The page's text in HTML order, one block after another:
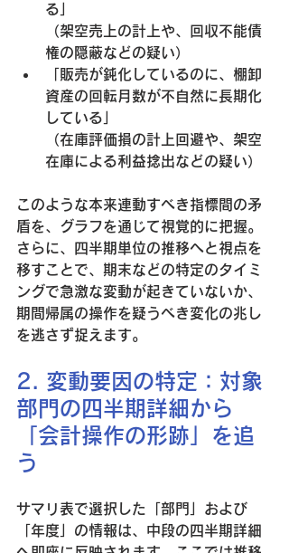
る」
（架空売上の計上や、回収不能債
権の隠蔽などの疑い）
「販売が鈍化しているのに、棚卸
資産の回転月数が不自然に長期化
している」
（在庫評価損の計上回避や、架空
在庫による利益捻出などの疑い）
このような本来連動すべき指標間の矛
盾を、グラフを通じて視覚的に把握。
さらに、四半期単位の推移へと視点を
移すことで、期末などの特定のタイミ
ングで急激な変動が起きていないか、
期間帰属の操作を疑うべき変化の兆し
を逃さず捉えます。
2. 変動要因の特定：対象
部門の四半期詳細から
「会計操作の形跡」を追
う
サマリ表で選択した「部門」および
「年度」の情報は、中段の四半期詳細